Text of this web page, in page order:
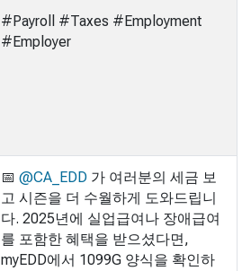
#Payroll #Taxes #Employment
#Employer
📅 @CA_EDD 가 여러분의 세금 보
고 시즌을 더 수월하게 도와드립니
다. 2025년에 실업급여나 장애급여
를 포함한 혜택을 받으셨다면,
myEDD에서 1099G 양식을 확인하